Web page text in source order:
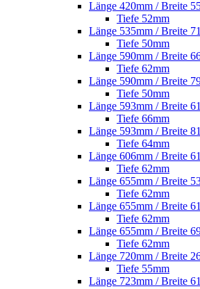
Länge 420mm / Breite
Tiefe 52mm
Länge 535mm / Breite
Tiefe 50mm
Länge 590mm / Breite
Tiefe 62mm
Länge 590mm / Breite
Tiefe 50mm
Länge 593mm / Breite
Tiefe 66mm
Länge 593mm / Breite
Tiefe 64mm
Länge 606mm / Breite
Tiefe 62mm
Länge 655mm / Breite
Tiefe 62mm
Länge 655mm / Breite
Tiefe 62mm
Länge 655mm / Breite
Tiefe 62mm
Länge 720mm / Breite
Tiefe 55mm
Länge 723mm / Breite